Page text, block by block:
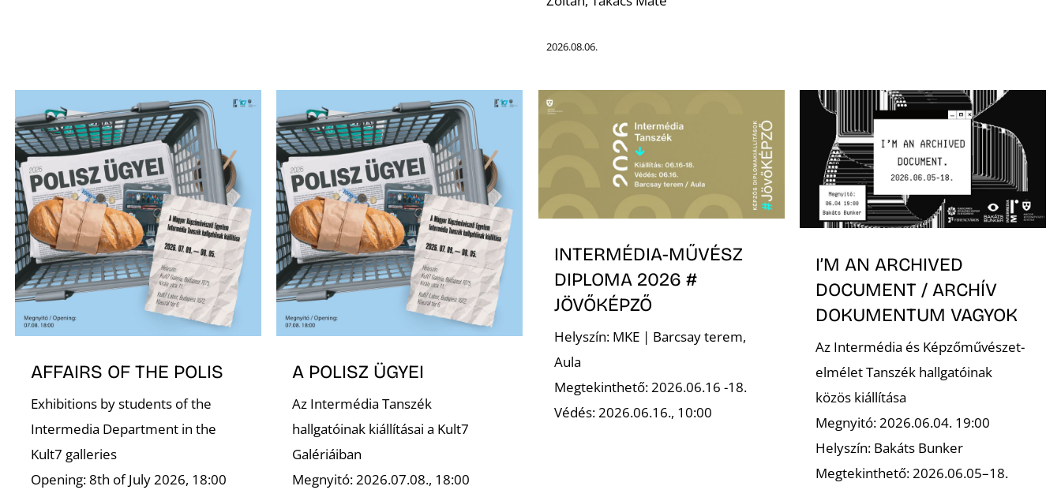
2026.08.06.
AFFAIRS OF THE POLIS
Exhibitions by students of the
Intermedia Department in the
Kult7 galleries
Opening: 8th of July 2026, 18:00
A POLISZ ÜGYEI
Az Intermédia Tanszék
hallgatóinak kiállításai a Kult7
Galériáiban
Megnyitó: 2026.07.08., 18:00
INTERMÉDIA-MŰVÉSZ
DIPLOMA 2026 #
JÖVŐKÉPZŐ
Helyszín: MKE | Barcsay terem,
Aula
Megtekinthető: 2026.06.16 -18.
Védés: 2026.06.16., 10:00
I’M AN ARCHIVED
DOCUMENT / ARCHÍV
DOKUMENTUM VAGYOK
Az Intermédia és Képzőművészet-
elmélet Tanszék hallgatóinak
közös kiállítása
Megnyitó: 2026.06.04. 19:00
Helyszín: Bakáts Bunker
Megtekinthető: 2026.06.05–18.